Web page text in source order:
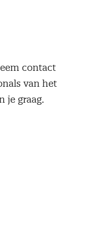
contact
van het
je graag.